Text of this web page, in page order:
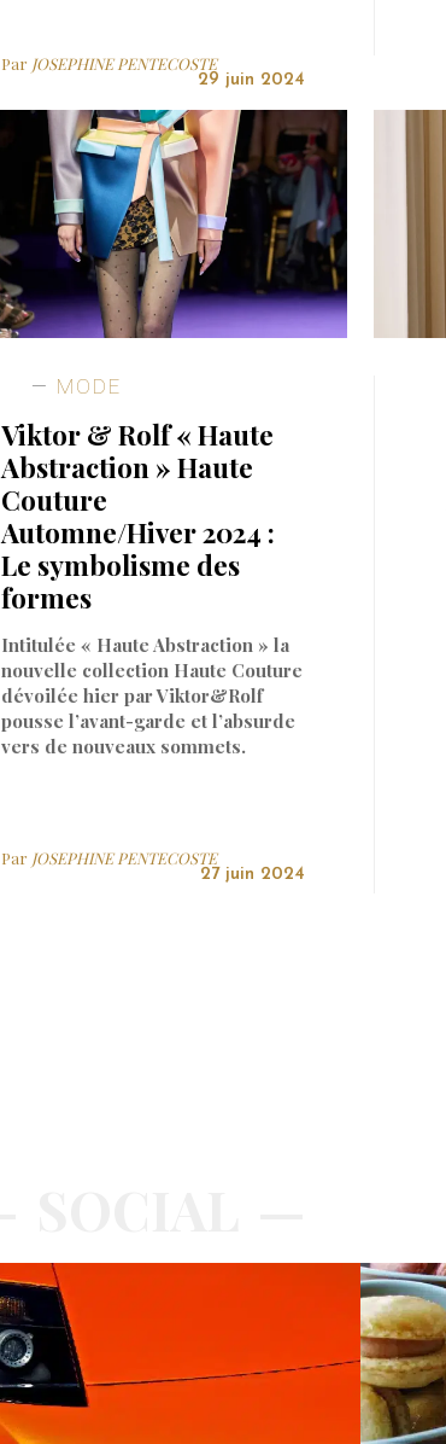
Par JOSEPHINE PENTECOSTE
29 juin 2024
MODE
Viktor & Rolf « Haute
Abstraction » Haute
Couture
Automne/Hiver 2024 :
Le symbolisme des
formes
Intitulée « Haute Abstraction » la
nouvelle collection Haute Couture
dévoilée hier par Viktor&Rolf
pousse l’avant-garde et l’absurde
vers de nouveaux sommets.
Par JOSEPHINE PENTECOSTE
27 juin 2024